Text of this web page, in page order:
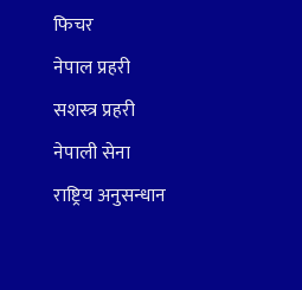
फिचर
नेपाल प्रहरी
सशस्त्र प्रहरी
नेपाली सेना
राष्ट्रिय अनुसन्धान